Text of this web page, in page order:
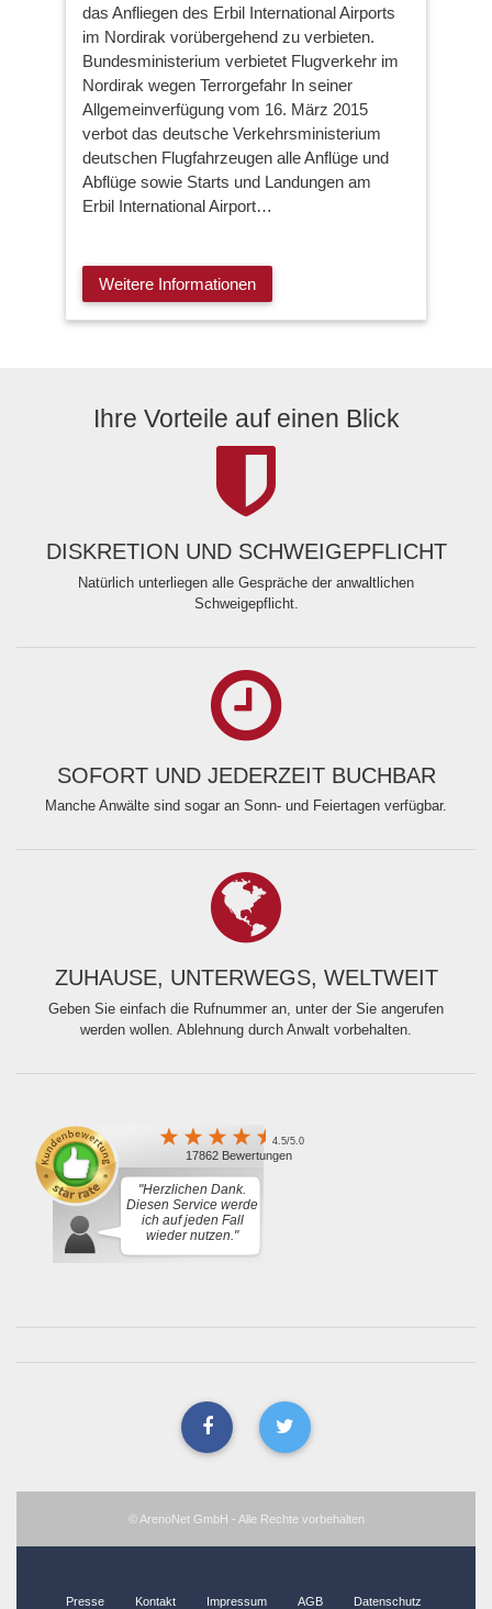
das Anfliegen des Erbil International Airports
im Nordirak vorübergehend zu verbieten.
Bundesministerium verbietet Flugverkehr im
Nordirak wegen Terrorgefahr In seiner
Allgemeinverfügung vom 16. März 2015
verbot das deutsche Verkehrsministerium
deutschen Flugfahrzeugen alle Anflüge und
Abflüge sowie Starts und Landungen am
Erbil International Airport…
Weitere Informationen
Ihre Vorteile auf einen Blick
DISKRETION UND SCHWEIGEPFLICHT
Natürlich unterliegen alle Gespräche der anwaltlichen
Schweigepflicht.
SOFORT UND JEDERZEIT BUCHBAR
Manche Anwälte sind sogar an Sonn- und Feiertagen verfügbar.
ZUHAUSE, UNTERWEGS, WELTWEIT
Geben Sie einfach die Rufnummer an, unter der Sie angerufen
werden wollen. Ablehnung durch Anwalt vorbehalten.
4.5/5.0
17862 Bewertungen
"Herzlichen Dank.
Diesen Service werde
ich auf jeden Fall
wieder nutzen."
© ArenoNet GmbH - Alle Rechte vorbehalten
Presse Kontakt Impressum AGB Datenschutz